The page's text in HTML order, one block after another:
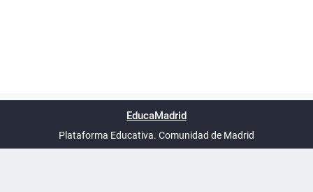
UTC+02:00
phpBB España
EducaMadrid
Plataforma Educativa. Comunidad de Madrid